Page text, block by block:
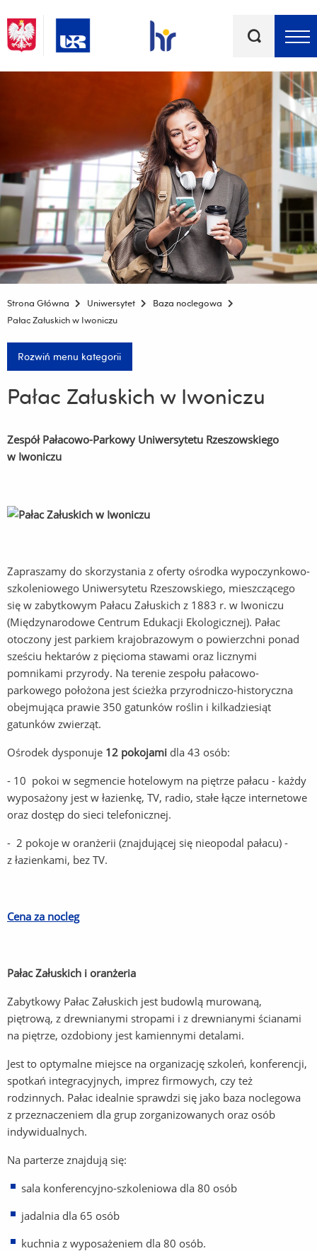
kluczowe
Strona Główna Uniwersytet
Baza noclegowa
Pałac Załuskich w Iwoniczu
Rozwiń menu kategorii
Pałac Załuskich w Iwoniczu
Zespół Pałacowo-Parkowy Uniwersytetu Rzeszowskiego
w Iwoniczu
Zapraszamy do skorzystania z oferty ośrodka wypoczynkowo-
szkoleniowego Uniwersytetu Rzeszowskiego, mieszczącego
się w zabytkowym Pałacu Załuskich z 1883 r. w Iwoniczu
(Międzynarodowe Centrum Edukacji Ekologicznej). Pałac
otoczony jest parkiem krajobrazowym o powierzchni ponad
sześciu hektarów z pięcioma stawami oraz licznymi
pomnikami przyrody. Na terenie zespołu pałacowo-
parkowego położona jest ścieżka przyrodniczo-historyczna
obejmująca prawie 350 gatunków roślin i kilkadziesiąt
gatunków zwierząt.
Ośrodek dysponuje 12 pokojami dla 43 osób:
- 10 pokoi w segmencie hotelowym na piętrze pałacu - każdy
wyposażony jest w łazienkę, TV, radio, stałe łącze internetowe
oraz dostęp do sieci telefonicznej.
- 2 pokoje w oranżerii (znajdującej się nieopodal pałacu) -
z łazienkami, bez TV.
Cena za nocleg
Pałac Załuskich i oranżeria
Zabytkowy Pałac Załuskich jest budowlą murowaną,
piętrową, z drewnianymi stropami i z drewnianymi ścianami
na piętrze, ozdobiony jest kamiennymi detalami.
Jest to optymalne miejsce na organizację szkoleń, konferencji,
spotkań integracyjnych, imprez firmowych, czy też
rodzinnych. Pałac idealnie sprawdzi się jako baza noclegowa
z przeznaczeniem dla grup zorganizowanych oraz osób
indywidualnych.
Na parterze znajdują się:
sala konferencyjno-szkoleniowa dla 80 osób
jadalnia dla 65 osób
kuchnia z wyposażeniem dla 80 osób.